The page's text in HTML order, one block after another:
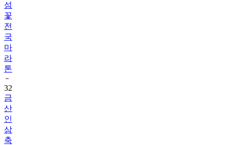
섬
꽃
전
국
마
라
톤
32
금
산
인
삼
축